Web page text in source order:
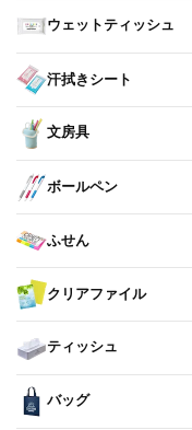
ウェットティッシュ
汗拭きシート
文房具
ボールペン
ふせん
クリアファイル
ティッシュ
バッグ